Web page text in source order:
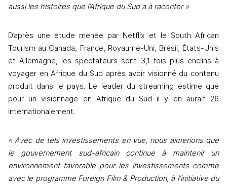
aussi les histoires que l’Afrique du Sud a à raconter »
D’après une étude menée par Netflix et le South African
Tourism au Canada, France, Royaume-Uni, Brésil, États-Unis
et Allemagne, les spectateurs sont 3,1 fois plus enclins à
voyager en Afrique du Sud après avoir visionné du contenu
produit dans le pays. Le leader du streaming estime que
pour un visionnage en Afrique du Sud il y en aurait 26
internationalement.
« Avec de tels investissements en vue, nous aimerions que
le gouvernement sud-africain continue à maintenir un
environnement favorable pour les investissements comme
avec le programme Foreign Film & Production, à l’initiative du